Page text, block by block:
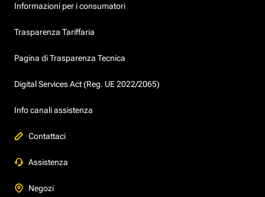
Informazioni per i consumatori
Trasparenza Tariffaria
Pagina di Trasparenza Tecnica
Digital Services Act (Reg. UE 2022/2065)
Info canali assistenza
Contattaci
Assistenza
Negozi